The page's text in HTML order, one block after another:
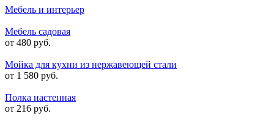
Мебель и интерьер
Мебель садовая
от 480 руб.
Мойка для кухни из нержавеющей стали
от 1 580 руб.
Полка настенная
от 216 руб.